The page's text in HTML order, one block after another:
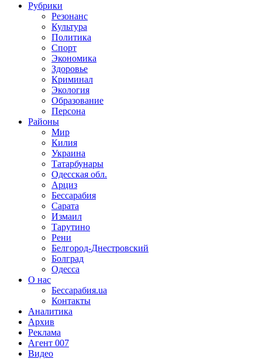
Рубрики
Резонанс
Культура
Политика
Спорт
Экономика
Здоровье
Криминал
Экология
Образование
Персона
Районы
Мир
Килия
Украина
Татарбунары
Одесская обл.
Арциз
Бессарабия
Сарата
Измаил
Тарутино
Рени
Белгород-Днестровский
Болград
Одесса
О нас
Бессарабия.ua
Контакты
Аналитика
Архив
Реклама
Агент 007
Видео